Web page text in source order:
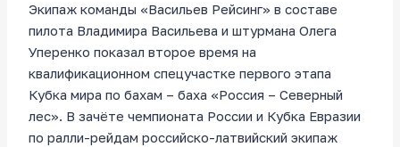
Экипаж команды «Васильев Рейсинг» в составе
пилота Владимира Васильева и штурмана Олега
Уперенко показал второе время на
квалификационном спецучастке первого этапа
Кубка мира по бахам – баха «Россия – Северный
лес». В зачёте чемпионата России и Кубка Евразии
по ралли-рейдам российско-латвийский экипаж